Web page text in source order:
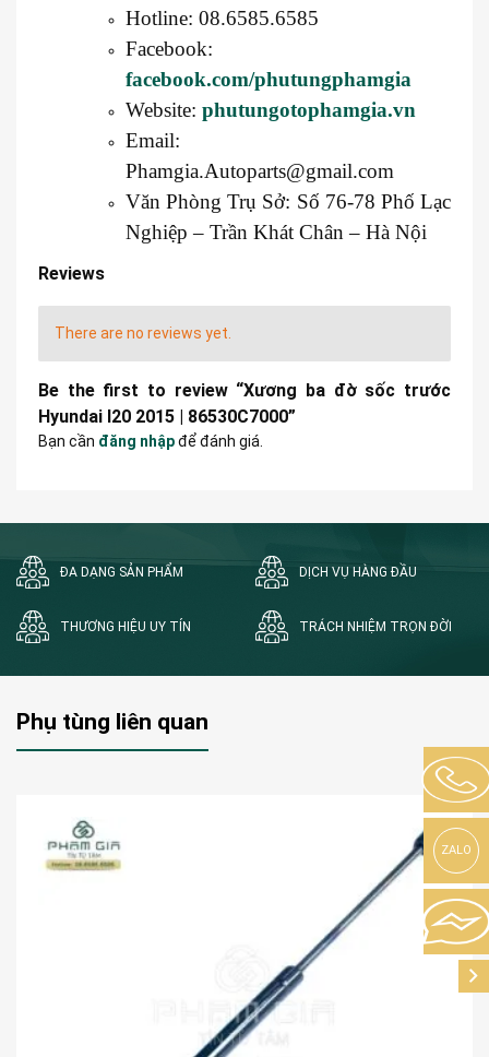
Hotline: 08.6585.6585
Facebook:
facebook.com/phutungphamgia
Website: phutungotophamgia.vn
Email:
Phamgia.Autoparts@gmail.com
Văn Phòng Trụ Sở: Số 76-78 Phố Lạc
Nghiệp – Trần Khát Chân – Hà Nội
Reviews
There are no reviews yet.
Be the first to review “Xương ba đờ sốc trước
Hyundai I20 2015 | 86530C7000”
Bạn cần đăng nhậpđể đánh giá.
ĐA DẠNG SẢN PHẨM DỊCH VỤ HÀNG ĐẦU
THƯƠNG HIỆU UY TÍN TRÁCH NHIỆM TRỌN ĐỜI
Phụ tùng liên quan
ZALO